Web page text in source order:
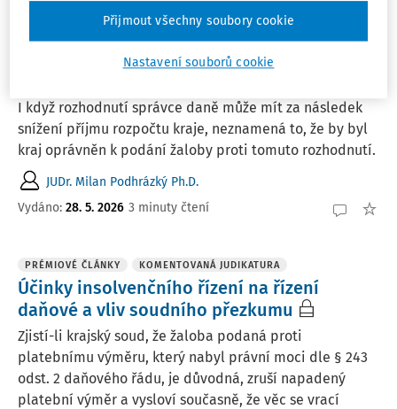
Aktivní legitimace k podání žaloby proti
I když rozhodnutí správce daně může mít za následek
snížení příjmu rozpočtu kraje, neznamená to, že by byl
kraj oprávněn k podání žaloby proti tomuto rozhodnutí.
JUDr. Milan Podhrázký Ph.D.
Vydáno: 28. 5. 2026 3 minuty čtení
PRÉMIOVÉ ČLÁNKY KOMENTOVANÁ JUDIKATURA
Účinky insolvenčního řízení na řízení
daňové a vliv soudního přezkumu
Zjistí-li krajský soud, že žaloba podaná proti
platebnímu výměru, který nabyl právní moci dle § 243
odst. 2 daňového řádu, je důvodná, zruší napadený
platební výměr a vysloví současně, že věc se vrací
Nastavení souborů cookie
Přijmout všechny soubory cookie